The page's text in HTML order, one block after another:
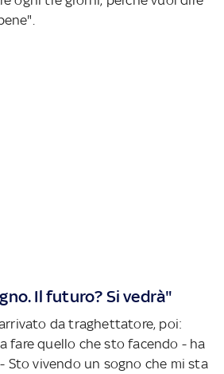
Il futuro? Si vedrà"
da traghettatore, poi:
fare quello che sto facendo - ha
Sto vivendo un sogno che mi sta